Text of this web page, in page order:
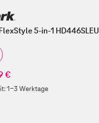
5-in-1 HD446SLEU
€
1-3 Werktage